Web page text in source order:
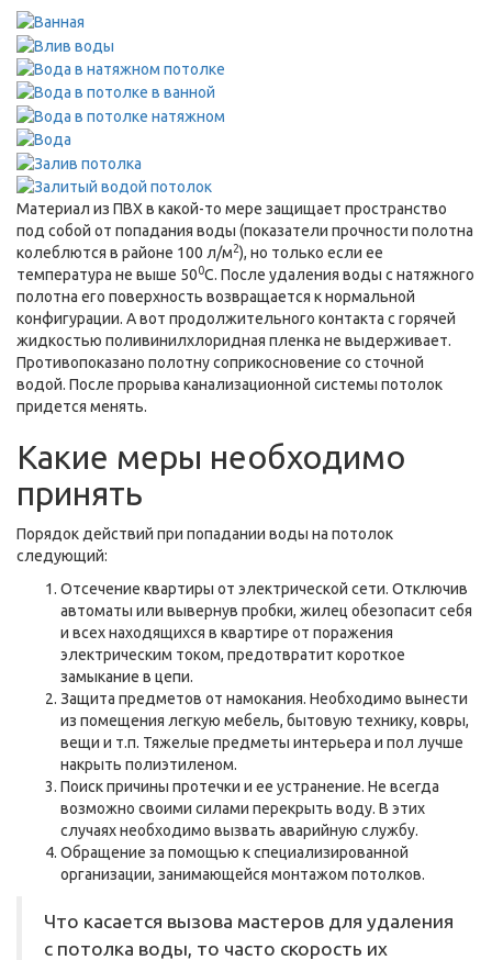
Материал из ПВХ в какой-то мере защищает пространство
под собой от попадания воды (показатели прочности полотна
колеблются в районе 100 л/м2), но только если ее
температура не выше 500С. После удаления воды с натяжного
полотна его поверхность возвращается к нормальной
конфигурации. А вот продолжительного контакта с горячей
жидкостью поливинилхлоридная пленка не выдерживает.
Противопоказано полотну соприкосновение со сточной
водой. После прорыва канализационной системы потолок
придется менять.
Какие меры необходимо
принять
Порядок действий при попадании воды на потолок
следующий:
Отсечение квартиры от электрической сети. Отключив
автоматы или вывернув пробки, жилец обезопасит себя
и всех находящихся в квартире от поражения
электрическим током, предотвратит короткое
замыкание в цепи.
Защита предметов от намокания. Необходимо вынести
из помещения легкую мебель, бытовую технику, ковры,
вещи и т.п. Тяжелые предметы интерьера и пол лучше
накрыть полиэтиленом.
Поиск причины протечки и ее устранение. Не всегда
возможно своими силами перекрыть воду. В этих
случаях необходимо вызвать аварийную службу.
Обращение за помощью к специализированной
организации, занимающейся монтажом потолков.
Что касается вызова мастеров для удаления
с потолка воды, то часто скорость их